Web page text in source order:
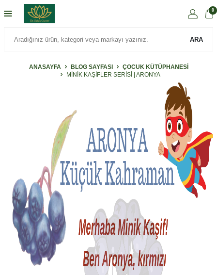
ARA
0
ANASAYFA BLOG SAYFASI
ÇOCUK KÜTÜPHANESİ
MINIK KAŞIFLER SERISI | ARONYA